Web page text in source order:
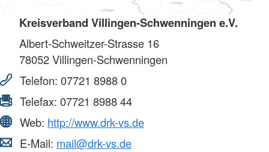
Kreisverband Villingen-Schwenningen e.V.
Albert-Schweitzer-Strasse 16
78052Villingen-Schwenningen
Telefon: 07721 8988 0
Telefax: 07721 8988 44
Web: http://www.drk-vs.de
E-Mail: mail@drk-vs.de